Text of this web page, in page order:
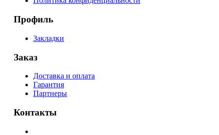
Профиль
Закладки
Заказ
Доставка и оплата
Гарантия
Партнеры
Контакты